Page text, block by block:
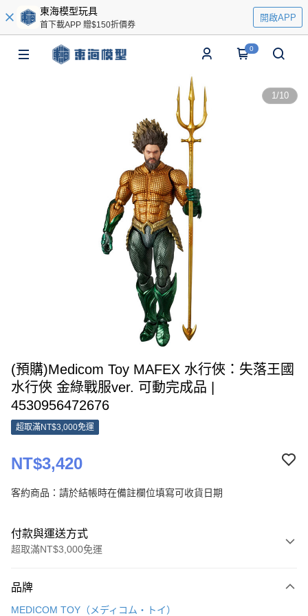
東海模型玩具
首下載APP 贈$150折價券
開啟APP
0
1/10
(預購)Medicom Toy MAFEX 水行俠：失落王國
水行俠 金綠戰服ver. 可動完成品 |
4530956472676
超取滿NT$3,000免運
NT$3,420
客約商品：請於結帳時在備註欄位填寫可收貨日期
付款與運送方式
超取滿NT$3,000免運
信用卡一次付款
品牌
MEDICOM TOY（メディコム・トイ）